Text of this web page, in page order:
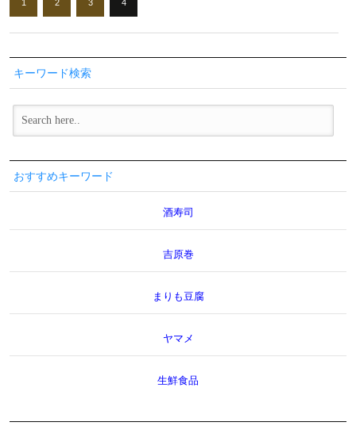
1 2 3 4
キーワード検索
おすすめキーワード
酒寿司
吉原巻
まりも豆腐
ヤマメ
生鮮食品